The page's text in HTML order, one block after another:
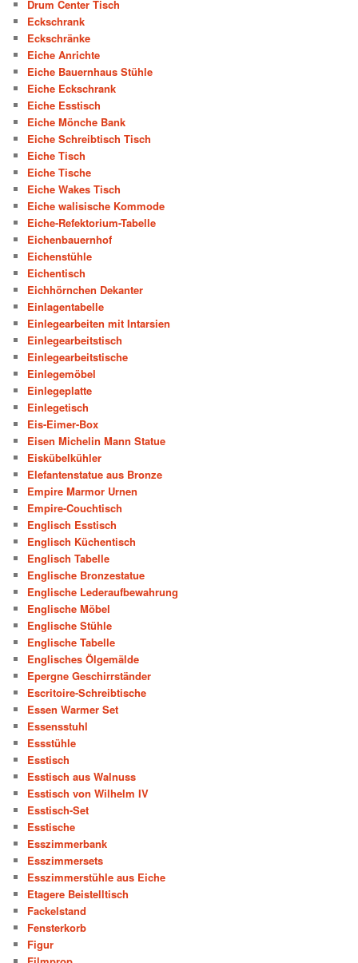
Drum Center Tisch
Eckschrank
Eckschränke
Eiche Anrichte
Eiche Bauernhaus Stühle
Eiche Eckschrank
Eiche Esstisch
Eiche Mönche Bank
Eiche Schreibtisch Tisch
Eiche Tisch
Eiche Tische
Eiche Wakes Tisch
Eiche walisische Kommode
Eiche-Refektorium-Tabelle
Eichenbauernhof
Eichenstühle
Eichentisch
Eichhörnchen Dekanter
Einlagentabelle
Einlegearbeiten mit Intarsien
Einlegearbeitstisch
Einlegearbeitstische
Einlegemöbel
Einlegeplatte
Einlegetisch
Eis-Eimer-Box
Eisen Michelin Mann Statue
Eiskübelkühler
Elefantenstatue aus Bronze
Empire Marmor Urnen
Empire-Couchtisch
Englisch Esstisch
Englisch Küchentisch
Englisch Tabelle
Englische Bronzestatue
Englische Lederaufbewahrung
Englische Möbel
Englische Stühle
Englische Tabelle
Englisches Ölgemälde
Epergne Geschirrständer
Escritoire-Schreibtische
Essen Warmer Set
Essensstuhl
Essstühle
Esstisch
Esstisch aus Walnuss
Esstisch von Wilhelm IV
Esstisch-Set
Esstische
Esszimmerbank
Esszimmersets
Esszimmerstühle aus Eiche
Etagere Beistelltisch
Fackelstand
Fensterkorb
Figur